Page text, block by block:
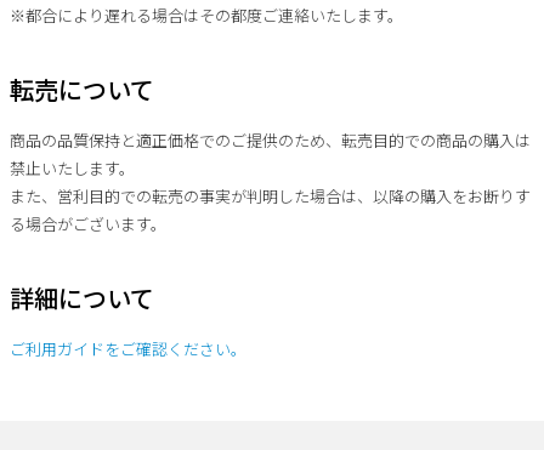
※都合により遅れる場合はその都度ご連絡いたします。
転売について
商品の品質保持と適正価格でのご提供のため、転売目的での商品の購入は
禁止いたします。
また、営利目的での転売の事実が判明した場合は、以降の購入をお断りす
る場合がございます。
詳細について
ご利用ガイドをご確認ください。